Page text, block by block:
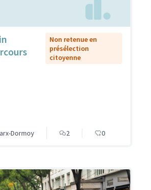
Non retenue en
présélection
citoyenne
Dormoy 2 0